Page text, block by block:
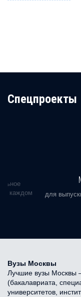
Cпецпроекты
в каждом
для
Вузы Москвы
Лучшие вузы Москвы
(бакалавриата,
университетов,